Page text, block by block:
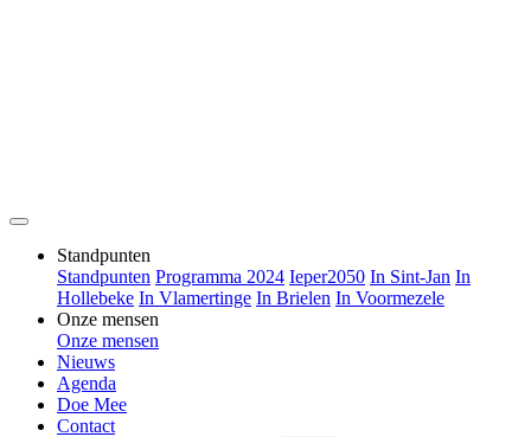
Standpunten
Standpunten Programma 2024 Ieper2050 In Sint-Jan In
Hollebeke In Vlamertinge In Brielen In Voormezele
Onze mensen
Onze mensen
Nieuws
Agenda
Doe Mee
Contact